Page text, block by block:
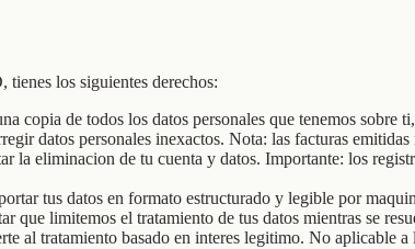
los siguientes derechos:
copia de todos los datos personales que tenemos sobre
datos personales inexactos. Nota: las facturas
la eliminacion de tu cuenta y datos. Importante: los
tus datos en formato estructurado y legible por
que limitemos el tratamiento de tus datos mientras se
al tratamiento basado en interes legitimo. No aplicable